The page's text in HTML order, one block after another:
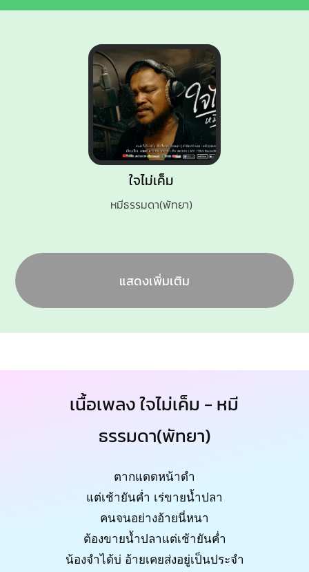
ใจไม่เค็ม
หมีธรรมดา(พัทยา)
แสดงเพิ่มเติม
เนื้อเพลง ใจไม่เค็ม - หมี
ธรรมดา(พัทยา)
ตากแดดหน้าดำ
แต่เช้ายันค่ำ เร่ขายน้ำปลา
คนจนอย่างอ้ายนี่หนา
ต้องขายน้ำปลาแต่เช้ายันค่ำ
น้องจำได้บ่ อ้ายเคยส่งอยู่เป็นประจำ